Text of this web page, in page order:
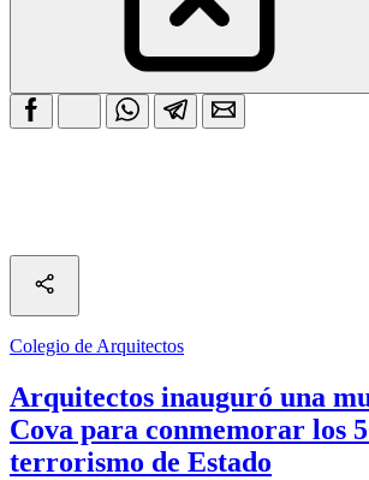
Colegio de Arquitectos
Arquitectos inauguró una
Cova para conmemorar los
terrorismo de Estado